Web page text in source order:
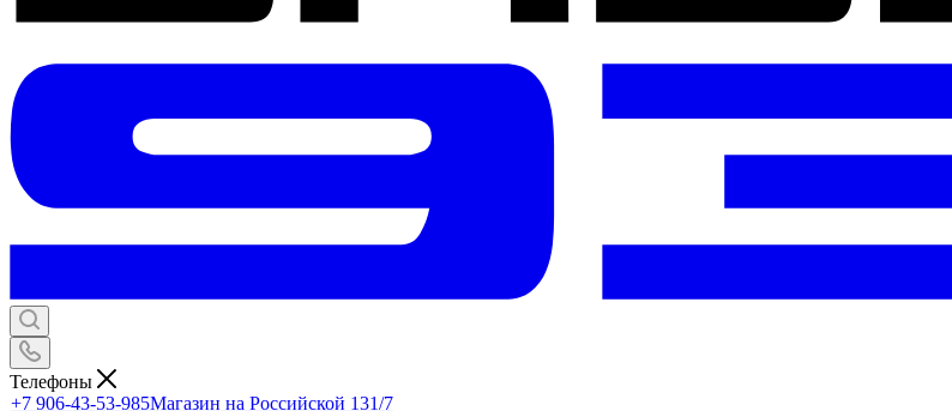
Телефоны
+7 906-43-53-985Магазин на Российской 131/7